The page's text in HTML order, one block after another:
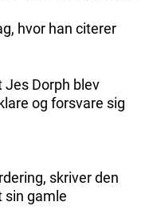
hvor han citerer
Jes Dorph blev
og forsvare sig
skriver den
gamle